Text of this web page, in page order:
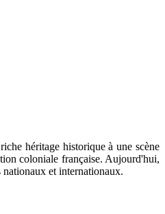
héritage historique à une scène
coloniale française. Aujourd'hui,
nationaux et internationaux.